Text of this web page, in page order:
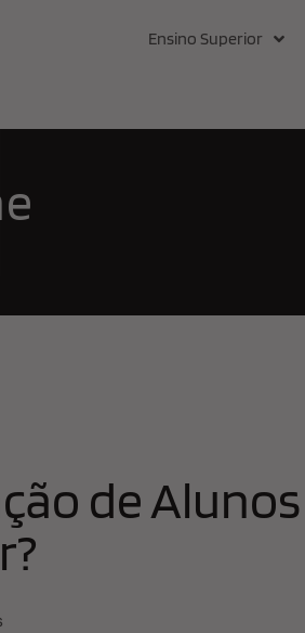
Ensino Superior
de